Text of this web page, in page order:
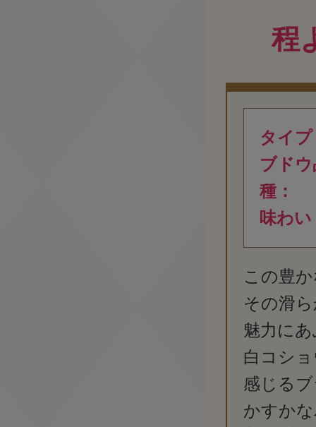
程
タイプ
ブドウ
種：
味わい
この豊
その滑
魅力に
白コシ
感じる
かすか